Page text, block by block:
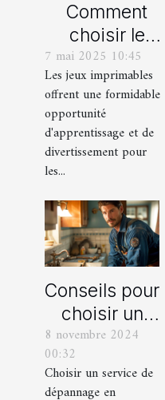
Comment
choisir le
meilleur jeu
imprimable
pour votre
enfant
7 mai 2025 10:45
Les jeux imprimables
offrent une formidable
opportunité
d'apprentissage et de
divertissement pour
les...
Conseils pour
choisir un
bon service
dépannage
8 novembre 2024
00:32
Choisir un service de
dépannage en